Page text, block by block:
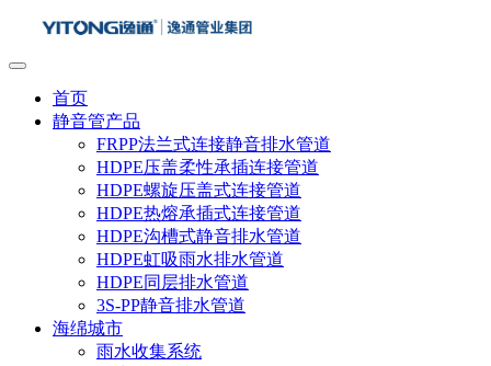
首页
静音管产品
FRPP法兰式连接静音排水管道
HDPE压盖柔性承插连接管道
HDPE螺旋压盖式连接管道
HDPE热熔承插式连接管道
HDPE沟槽式静音排水管道
HDPE虹吸雨水排水管道
HDPE同层排水管道
3S-PP静音排水管道
海绵城市
雨水收集系统